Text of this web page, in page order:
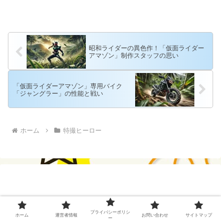
昭和ライダーの異色作！「仮面ライダー
アマゾン」制作スタッフの思い
「仮面ライダーアマゾン」専用バイク
「ジャングラー」の性能と戦い
ホーム 特撮ヒーロー
ホーム 運営者情報
プライバシーポリシ
ー
お問い合わせ サイトマップ